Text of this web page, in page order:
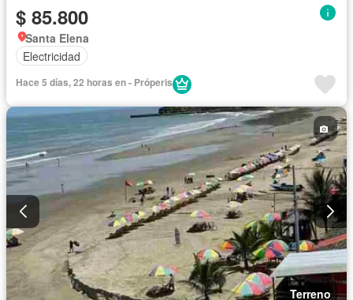
$ 85.800
Santa Elena
Electricidad
Hace 5 días, 22 horas en - Próperis
Terreno